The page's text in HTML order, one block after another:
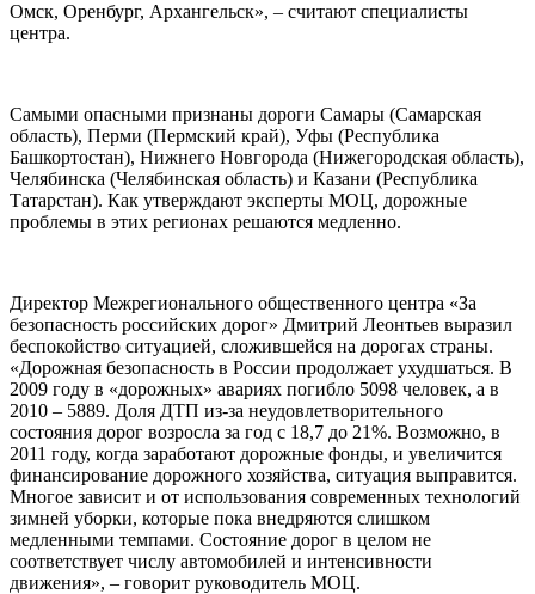
Омск, Оренбург, Архангельск», – считают специалисты
центра.
Самыми опасными признаны дороги Самары (Самарская
область), Перми (Пермский край), Уфы (Республика
Башкортостан), Нижнего Новгорода (Нижегородская область),
Челябинска (Челябинская область) и Казани (Республика
Татарстан). Как утверждают эксперты МОЦ, дорожные
проблемы в этих регионах решаются медленно.
Директор Межрегионального общественного центра «За
безопасность российских дорог» Дмитрий Леонтьев выразил
беспокойство ситуацией, сложившейся на дорогах страны.
«Дорожная безопасность в России продолжает ухудшаться. В
2009 году в «дорожных» авариях погибло 5098 человек, а в
2010 – 5889. Доля ДТП из-за неудовлетворительного
состояния дорог возросла за год с 18,7 до 21%. Возможно, в
2011 году, когда заработают дорожные фонды, и увеличится
финансирование дорожного хозяйства, ситуация выправится.
Многое зависит и от использования современных технологий
зимней уборки, которые пока внедряются слишком
медленными темпами. Состояние дорог в целом не
соответствует числу автомобилей и интенсивности
движения», – говорит руководитель МОЦ.